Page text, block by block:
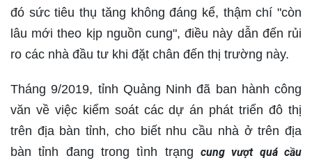
đó sức tiêu thụ tăng không đáng kể, thậm chí "còn
lâu mới theo kịp nguồn cung", điều này dẫn đến rủi
ro các nhà đầu tư khi đặt chân đến thị trường này.
Tháng 9/2019, tỉnh Quảng Ninh đã ban hành công
văn về việc kiểm soát các dự án phát triển đô thị
trên địa bàn tỉnh, cho biết nhu cầu nhà ở trên địa
bàn tỉnh đang trong tình trạng cung vượt quá cầu